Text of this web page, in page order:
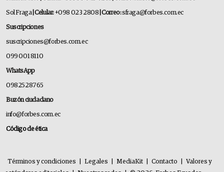
Sol Fraga| Celular:+098 023 2808 | Correo:sfraga@forbes.com.ec
Suscripciones
suscripciones@forbes.com.ec
099 001 8110
WhatsApp
0982528765
Buzón ciudadano
info@forbes.com.ec
Código de ética
Términos y condiciones Legales MediaKit Contacto
Valores y